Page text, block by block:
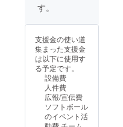
す。
支援金の使い道
集まった支援金
は以下に使用す
る予定です。
設備費
人件費
広報/宣伝費
ソフトボール
のイベント活